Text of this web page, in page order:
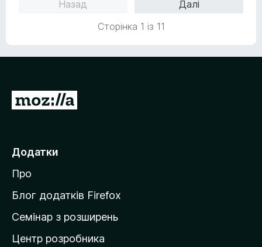
Назад
Далі
Сторінка 1 із 11
П
е
й
т
и
а
д
Додатки
Про
Блог додатків Firefox
Семінар з розширень
Центр розробника